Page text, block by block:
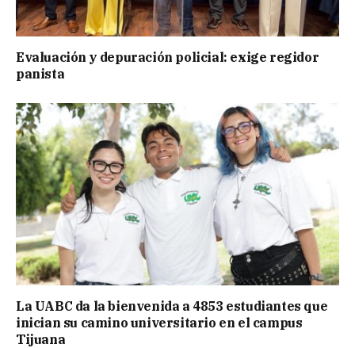
Evaluación y depuración policial: exige regidor
panista
La UABC da la bienvenida a 4853 estudiantes que
inician su camino universitario en el campus
Tijuana